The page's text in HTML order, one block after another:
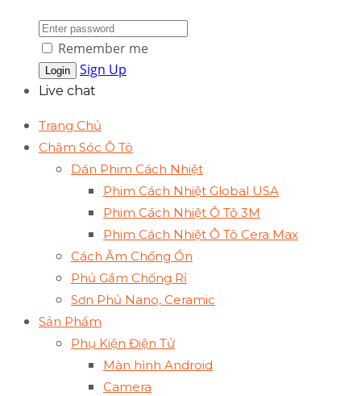
Remember me
Sign Up
Live chat
Trang Chủ
Chăm Sóc Ô Tô
Dán Phim Cách Nhiệt
Phim Cách Nhiệt Global USA
Phim Cách Nhiệt Ô Tô 3M
Phim Cách Nhiệt Ô Tô Cera Max
Cách Âm Chống Ồn
Phủ Gầm Chống Rỉ
Sơn Phủ Nano, Ceramic
Sản Phẩm
Phụ Kiện Điện Tử
Màn hình Android
Camera